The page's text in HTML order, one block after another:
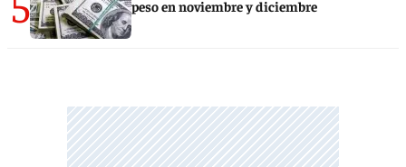
peso en noviembre y diciembre